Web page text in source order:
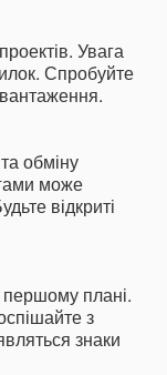
Увага
Спробуйте
обміну
може
відкриті
першому плані.
з
знаки